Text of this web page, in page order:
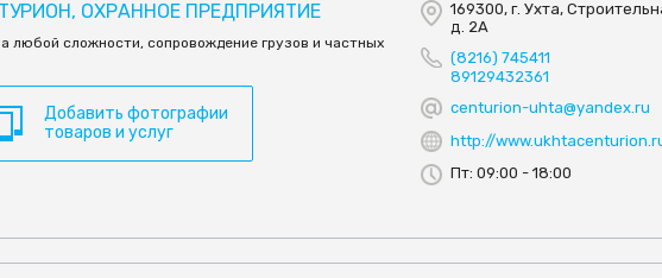
ОХРАННОЕ ПРЕДПРИЯТИЕ
любой сложности, сопровождение грузов и частных
Добавить фотографии
товаров и услуг
169300, г. Ухта,
д. 2А
(8216) 745411
89129432361
centurion-uhta@yandex.ru
http://
Пт: 09:00 - 18:00